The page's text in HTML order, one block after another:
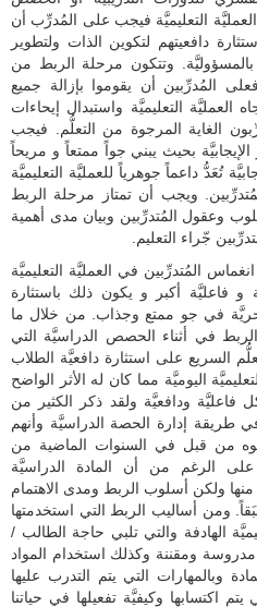
التعليميَّة فيجب على المُدرِّب أن
دافعيتهم لتكوين الذات ولتطوير
وتتكون مرحلة الربط من
المُدرِّبين أن يقوموا بإزالة جميع
العمليَّة التعليميَّة واستبدال إيحاءات
الغاية المرجوة من التعلُّم. فيجب
بحيث يبني جواً ممتعاً و مريحاً
تُعَدُّ داعماً جوهرياً للعمليَّة التعليميَّة
ويجب أن تمتاز مرحلة الربط
وعقول المُتدرِّبين وبيان مدى أهمية
جّراء التعليم.
المُتدرِّبين في العمليَّة التعليميَّة
و فاعليَّة أكبر و يكون ذلك باستثارة
في جو ممتع وجذاب. من خلال ما
في أثناء الحصص الدراسيَّة التي
السريع على استثارة دافعيَّة الطلاب
اليوميَّة مما كان له الأثر الواضح
فاعليَّة ودافعيَّة ولقد ذكر الكثير من
طريقة إدارة الحصة الدراسيَّة وأنهم
من قبل في السنوات الماضية من
على الرغم من أن المادة الدراسيَّة
منها ولكن أسلوب الربط ومدى الاهتمام
ومن أساليب الربط التي استخدمتها
الهادفة والتي تلبي حاجة الطالب /
ومقننة وكذلك استخدام المواد
وبالمهارات التي يتم التدرب عليها
اكتسابها وكيفيَّة تفعيلها في حياتنا